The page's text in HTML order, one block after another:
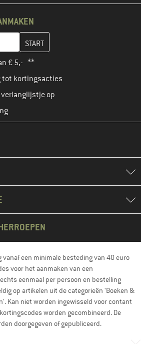
en maak in de volgende stap je
€ 5,- **
tot kortingsacties
op
vanaf een minimale besteding van 40 euro
voor het aanmaken van een
eenmaal per persoon en bestelling
op artikelen uit de categorieën 'Boeken &
Kan niet worden ingewisseld voor contant
worden gecombineerd. De
doorgegeven of gepubliceerd.